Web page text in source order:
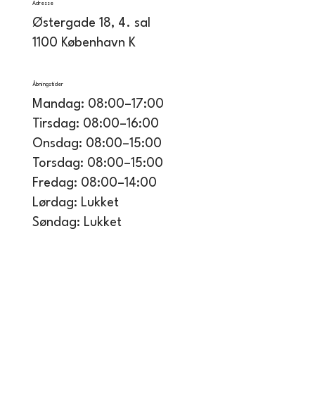
Adresse
Østergade 18, 4. sal
1100 København K
Åbningstider
Mandag: 08:00–17:00
Tirsdag: 08:00–16:00
Onsdag: 08:00–15:00
Torsdag: 08:00–15:00
Fredag: 08:00–14:00
Lørdag: Lukket
Søndag: Lukket